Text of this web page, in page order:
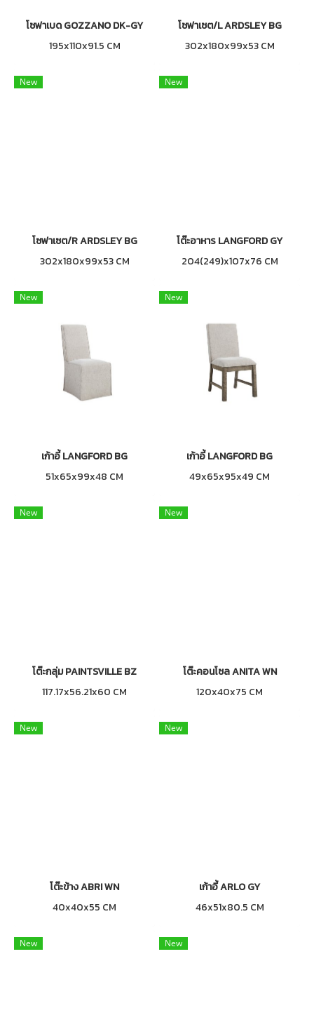
โซฟาเบด GOZZANO DK-GY
195x110x91.5 CM
โซฟาเซต/L ARDSLEY BG
302x180x99x53 CM
New
โซฟาเซต/R ARDSLEY BG
302x180x99x53 CM
New
โต๊ะอาหาร LANGFORD GY
204(249)x107x76 CM
New
เก้าอี้ LANGFORD BG
51x65x99x48 CM
New
เก้าอี้ LANGFORD BG
49x65x95x49 CM
New
โต๊ะกลุ่ม PAINTSVILLE BZ
117.17x56.21x60 CM
New
โต๊ะคอนโซล ANITA WN
120x40x75 CM
New
โต๊ะข้าง ABRI WN
40x40x55 CM
New
เก้าอี้ ARLO GY
46x51x80.5 CM
New New